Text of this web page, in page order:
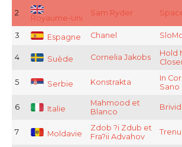
2
Royaume-Uni
Sam Ryder
3 Espagne Chanel
4 Suède Cornelia Jakobs
Hold
5 Serbie Konstrakta
In
Sano
6 Italie
Mahmood et
Blanco
7 Moldavie
Zdob ?i Zdub et
Fra?ii Advahov